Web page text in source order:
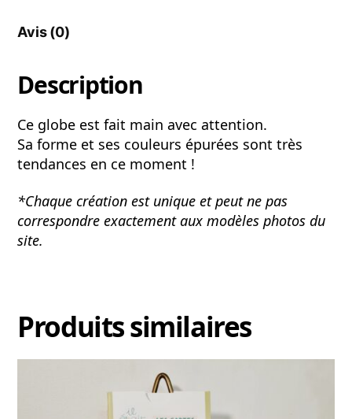
Avis (0)
Description
Ce globe est fait main avec attention.
Sa forme et ses couleurs épurées sont très
tendances en ce moment !
*Chaque création est unique et peut ne pas
correspondre exactement aux modèles photos du
site.
Produits similaires